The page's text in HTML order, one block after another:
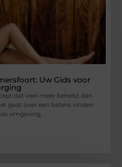
Uw Gids voor
dat veel meer behelst dan
gaat over een balans vinden
omgeving.